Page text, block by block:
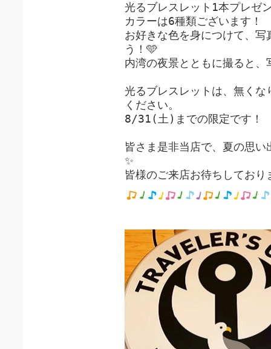
光るブレスレット1本プレゼ
カラーは6種類ございます！
お好きな色を身につけて、
う！🩵
内湾の夜景とともに撮ると
光るブレスレットは、無く
ください。
8/31(土)までの限定です！
皆さま是非当店で、夏の思
✨
皆様のご来店お待ちしており